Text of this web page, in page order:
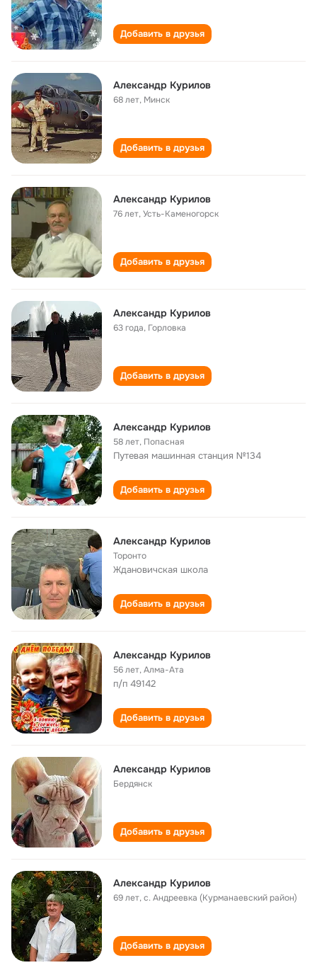
Добавить в друзья
Александр Курилов
68 лет, Минск
Добавить в друзья
Александр Курилов
76 лет,Усть-Каменогорск
Добавить в друзья
Александр Курилов
63 года, Горловка
Добавить в друзья
Александр Курилов
58 лет, Попасная
Путевая машинная станция №134
Добавить в друзья
Александр Курилов
Торонто
Ждановичская школа
Добавить в друзья
Александр Курилов
56 лет,Алма-Ата
п/п 49142
Добавить в друзья
Александр Курилов
Бердянск
Добавить в друзья
Александр Курилов
69 лет,с. Андреевка (Курманаевский район)
Добавить в друзья